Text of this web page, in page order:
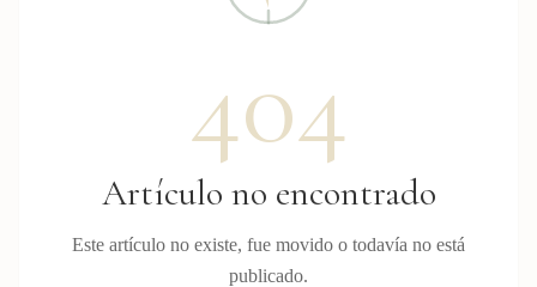
404
Artículo no encontrado
Este artículo no existe, fue movido o todavía no está
publicado.